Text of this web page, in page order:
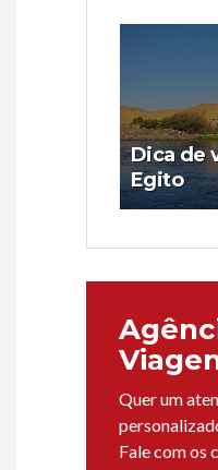
Dica de
Egito
Quer um
Fale com os